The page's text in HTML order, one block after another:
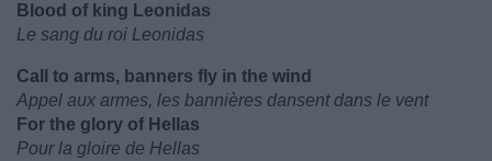
Blood of king Leonidas
Le sang du roi Leonidas
Call to arms, banners fly in the wind
Appel aux armes, les bannières dansent dans le vent
For the glory of Hellas
Pour la gloire de Hellas